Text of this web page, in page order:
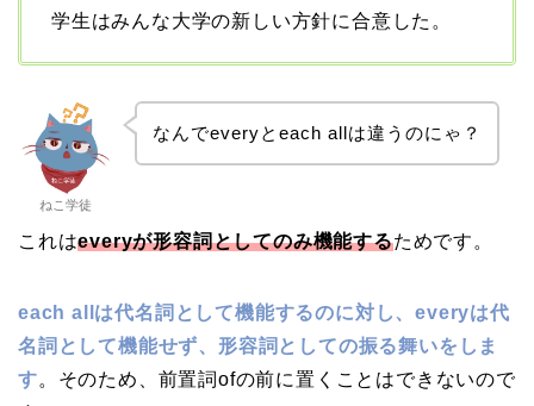
学生はみんな大学の新しい方針に合意した。
ねこ学徒
なんでeveryとeach allは違うのにゃ？
これはeveryが形容詞としてのみ機能するためです。
each allは代名詞として機能するのに対し、everyは代
名詞として機能せず、形容詞としての振る舞いをしま
す。そのため、前置詞ofの前に置くことはできないので